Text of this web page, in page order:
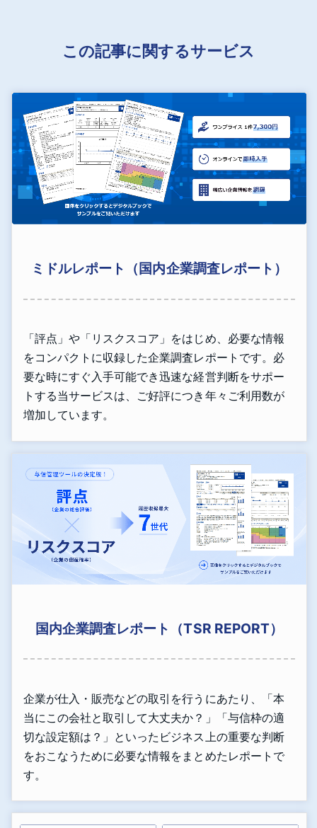
この記事に関するサービス
ミドルレポート（国内企業調査レポート）
「評点」や「リスクスコア」をはじめ、必要な情報
をコンパクトに収録した企業調査レポートです。必
要な時にすぐ入手可能でき迅速な経営判断をサポー
トする当サービスは、ご好評につき年々ご利用数が
増加しています。
国内企業調査レポート（TSR REPORT）
企業が仕入・販売などの取引を行うにあたり、「本
当にこの会社と取引して大丈夫か？」「与信枠の適
切な設定額は？」といったビジネス上の重要な判断
をおこなうために必要な情報をまとめたレポートで
す。